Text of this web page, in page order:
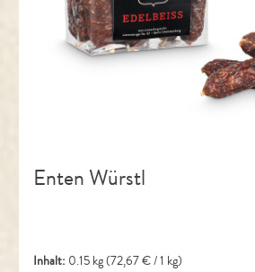
Enten Würstl
Inhalt: 0.15 kg(72,67 € / 1 kg)